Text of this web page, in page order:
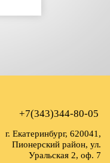
+7(343)344-80-05
г. Екатеринбург, 620041,
Пионерский район, ул.
Уральская 2, оф. 7